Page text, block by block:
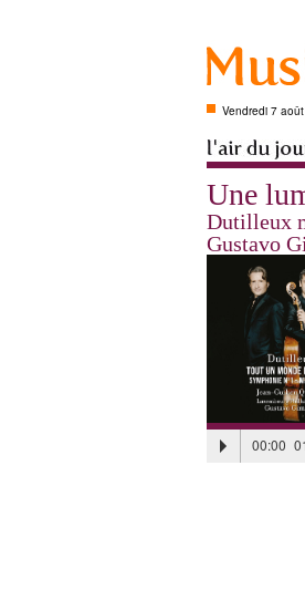
Vendredi 7
Une
Dutilleux
Gustavo
00:00